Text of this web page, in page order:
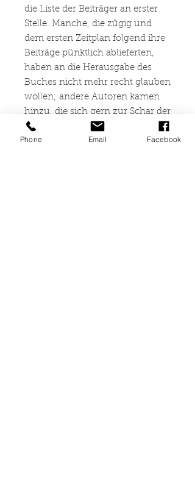
die Liste der Beiträger an erster
Stelle. Manche, die zügig und
dem ersten Zeitplan folgend ihre
Beiträge pünktlich ablieferten,
haben an die Herausgabe des
Buches nicht mehr recht glauben
wollen; andere Autoren kamen
hinzu, die sich gern zur Schar der
Gratulanten hinzugesellen
wollten. Alles lief genau so ab,
Phone Email Facebook